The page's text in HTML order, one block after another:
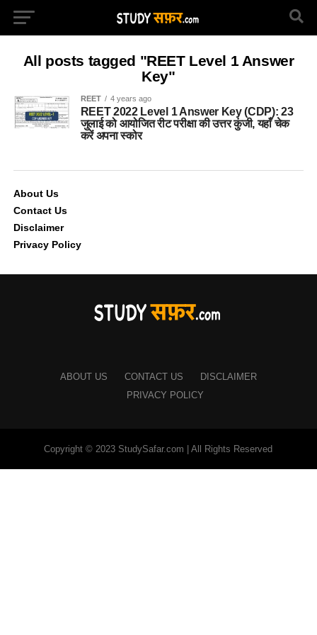
All posts tagged "REET Level 1 Answer
Key"
REET 4 years ago
REET 2022 Level 1 Answer Key (CDP): 23
जुलाई को आयोजित रीट परीक्षा की उत्तर कुंजी, यहाँ चेक
करें अपना स्कोर
About Us
Contact Us
Disclaimer
Privacy Policy
ABOUT US CONTACT US
DISCLAIMER
PRIVACY POLICY
Copyright © 2023 StudySafar.com | All Rights Reserved